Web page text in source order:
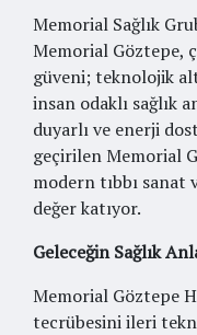
Memorial Sağlık
Memorial Göztepe,
güveni; teknolojik
insan odaklı sağlık
duyarlı ve enerji
geçirilen Memorial
modern tıbbı
değer katıyor.
Geleceğin Sağlık
Memorial Göztepe
tecrübesini ileri